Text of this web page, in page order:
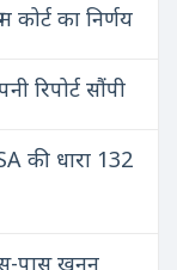
कोर्ट का निर्णय
रिपोर्ट सौंपी
की धारा 132
पास खनन